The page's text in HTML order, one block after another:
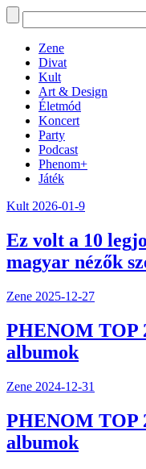
Zene
Divat
Kult
Art & Design
Életmód
Koncert
Party
Podcast
Phenom+
Játék
Kult 2026-01-9
Ez volt a 10
magyar nézők
Zene 2025-12-27
PHENOM TOP
albumok
Zene 2024-12-31
PHENOM TOP
albumok